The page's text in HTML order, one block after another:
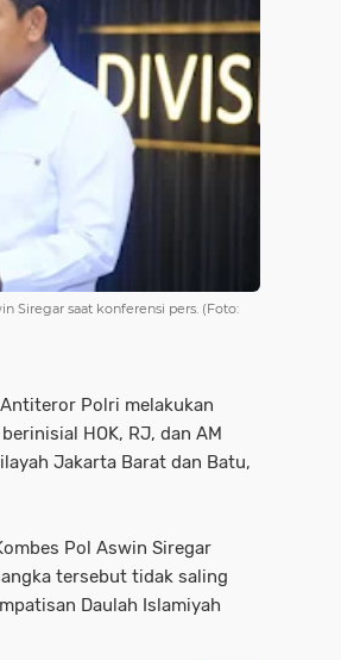
Siregar saat konferensi pers. (Foto:
Polri melakukan
HOK, RJ, dan AM
Jakarta Barat dan Batu,
Pol Aswin Siregar
tersebut tidak saling
Daulah Islamiyah